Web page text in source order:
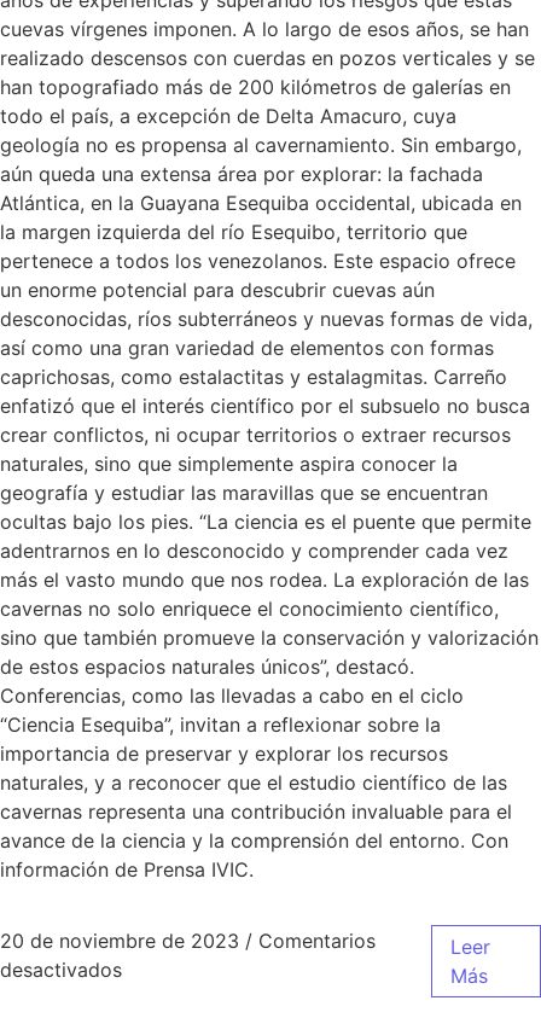
cuevas vírgenes imponen. A lo largo de esos años, se han
realizado descensos con cuerdas en pozos verticales y se
han topografiado más de 200 kilómetros de galerías en
todo el país, a excepción de Delta Amacuro, cuya
geología no es propensa al cavernamiento. Sin embargo,
aún queda una extensa área por explorar: la fachada
Atlántica, en la Guayana Esequiba occidental, ubicada en
la margen izquierda del río Esequibo, territorio que
pertenece a todos los venezolanos. Este espacio ofrece
un enorme potencial para descubrir cuevas aún
desconocidas, ríos subterráneos y nuevas formas de vida,
así como una gran variedad de elementos con formas
caprichosas, como estalactitas y estalagmitas. Carreño
enfatizó que el interés científico por el subsuelo no busca
crear conflictos, ni ocupar territorios o extraer recursos
naturales, sino que simplemente aspira conocer la
geografía y estudiar las maravillas que se encuentran
ocultas bajo los pies. “La ciencia es el puente que permite
adentrarnos en lo desconocido y comprender cada vez
más el vasto mundo que nos rodea. La exploración de las
cavernas no solo enriquece el conocimiento científico,
sino que también promueve la conservación y valorización
de estos espacios naturales únicos”, destacó.
Conferencias, como las llevadas a cabo en el ciclo
“Ciencia Esequiba”, invitan a reflexionar sobre la
importancia de preservar y explorar los recursos
naturales, y a reconocer que el estudio científico de las
cavernas representa una contribución invaluable para el
avance de la ciencia y la comprensión del entorno. Con
información de Prensa IVIC.
20 de noviembre de 2023 / Comentarios
desactivados
Leer
Más